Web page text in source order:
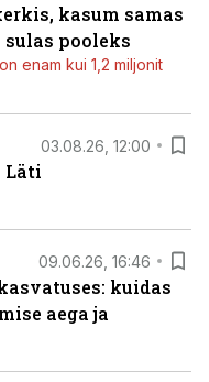
kasum samas
pooleks
enam kui 1,2 miljonit
03.08.26, 12:00
Läti
09.06.26, 16:46
kuidas
aega ja